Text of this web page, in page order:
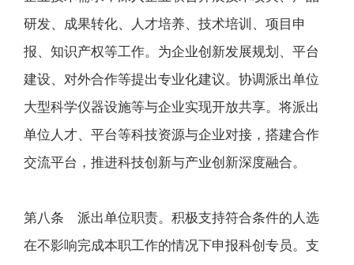
研发、成果转化、人才培养、技术培训、项目申
报、知识产权等工作。为企业创新发展规划、平台
建设、对外合作等提出专业化建议。协调派出单位
大型科学仪器设施等与企业实现开放共享。将派出
单位人才、平台等科技资源与企业对接，搭建合作
交流平台，推进科技创新与产业创新深度融合。
第八条 派出单位职责。积极支持符合条件的人选
在不影响完成本职工作的情况下申报科创专员。支